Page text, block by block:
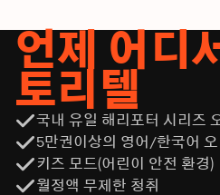
언제 어디
토리텔
국내 유일 해리포터 시리즈
5만권이상의 영어/한국어
키즈 모드(어린이 안전 환경)
월정액 무제한 청취